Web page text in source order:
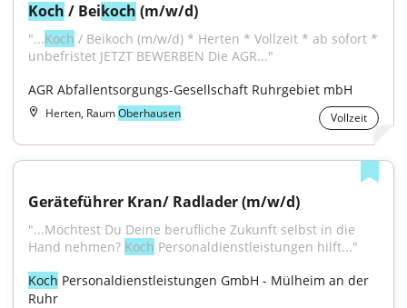
Koch / Beikoch (m/w/d)
"...Koch / Beikoch (m/w/d) * Herten * Vollzeit * ab sofort *
unbefristet JETZT BEWERBEN Die AGR..."
AGR Abfallentsorgungs-Gesellschaft Ruhrgebiet mbH
Herten, RaumOberhausen Vollzeit
Geräteführer Kran/ Radlader (m/w/d)
"...Möchtest Du Deine berufliche Zukunft selbst in die
Hand nehmen? Koch Personaldienstleistungen hilft..."
Koch Personaldienstleistungen GmbH - Mülheim an der
Ruhr